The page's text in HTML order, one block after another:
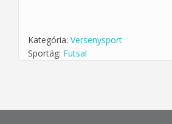
Kategória: Versenysport
Sportág: Futsal